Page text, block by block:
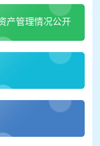
产管理情况公开